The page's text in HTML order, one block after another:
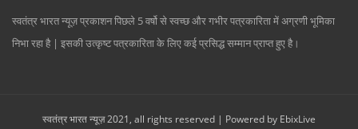
स्वतंत्र भारत न्यूज़ प्रकाशन पिछले 5 वर्षो से स्वच्छ और गभीर पत्रकारिता में अग्रणी भूमिका
निभा रहा है | इसकी उत्कृष्ट पत्रकारिता के लिए कई प्रसिद्ध सम्मान प्राप्त हुए है।
स्वतंत्र भारत न्यूज़ 2021, all rights reserved | Powered by EbixLive